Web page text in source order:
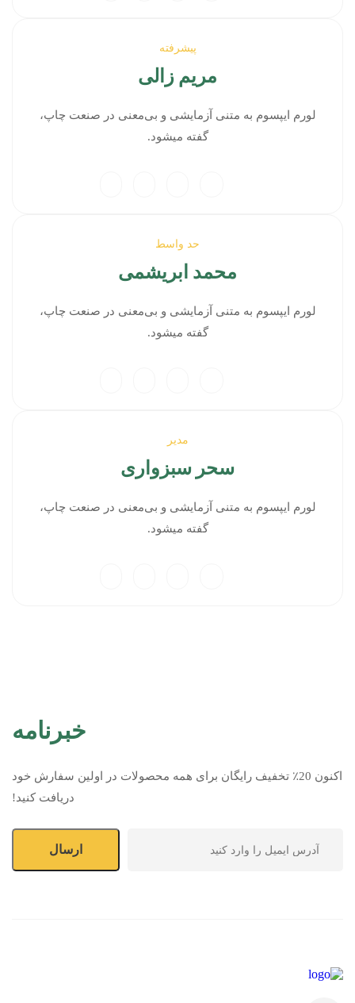
پیشرفته
مریم زالی
لورم ایپسوم به متنی آزمایشی و بی‌معنی در صنعت چاپ،
گفته میشود.
حد واسط
محمد ابریشمی
لورم ایپسوم به متنی آزمایشی و بی‌معنی در صنعت چاپ،
گفته میشود.
مدیر
سحر سبزواری
لورم ایپسوم به متنی آزمایشی و بی‌معنی در صنعت چاپ،
گفته میشود.
خبرنامه
اکنون 20٪ تخفیف رایگان برای همه محصولات در اولین سفارش خود
دریافت کنید!